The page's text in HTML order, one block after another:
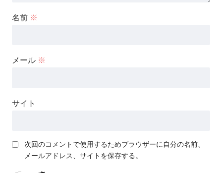
名前 ※
メール ※
サイト
次回のコメントで使用するためブラウザーに自分の名前、
メールアドレス、サイトを保存する。